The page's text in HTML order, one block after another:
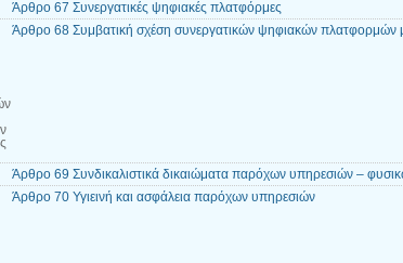
Άρθρο 67 Συνεργατικές ψηφιακές πλατφόρμες
Άρθρο 68 Συμβατική σχέση συνεργατικών ψηφιακών πλατφορμών
Άρθρο 69 Συνδικαλιστικά δικαιώματα παρόχων υπηρεσιών –
Άρθρο 70 Υγιεινή και ασφάλεια παρόχων υπηρεσιών